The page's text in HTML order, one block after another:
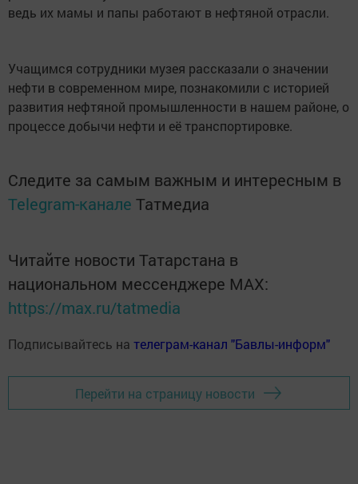
ведь их мамы и папы работают в нефтяной отрасли.
Учащимся сотрудники музея рассказали о значении
нефти в современном мире, познакомили с историей
развития нефтяной промышленности в нашем районе, о
процессе добычи нефти и её транспортировке.
Следите за самым важным и интересным в
Telegram-канале Татмедиа
Читайте новости Татарстана в
национальном мессенджере MАХ:
https://max.ru/tatmedia
Подписывайтесь на телеграм-канал "Бавлы-информ"
Перейти на страницу новости